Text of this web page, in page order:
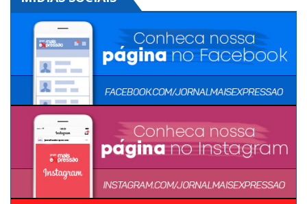
MÍDIAS SOCIAIS